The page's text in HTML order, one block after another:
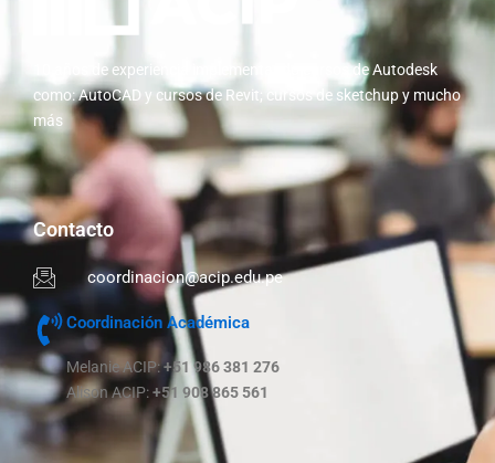
10 años de experiencia implementando cursos de Autodesk
como: AutoCAD y cursos de Revit; cursos de sketchup y mucho
más
Contacto
coordinacion@acip.edu.pe
Coordinación Académica
Melanie ACIP:+51 986 381 276
Alison ACIP:+51 908 865 561